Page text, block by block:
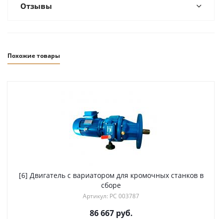
Отзывы
Похожие товары
[6] Двигатель с вариатором для кромочных станков в
сборе
Артикул: РС 003787
86 667руб.